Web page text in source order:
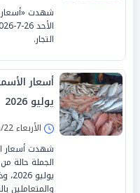
شهدت «أسعار
التجار.
يوليو 2026
الأربعاء 22/يوليو/2026 - 09:00 ص
شهدت أسعار
والمتعاملين